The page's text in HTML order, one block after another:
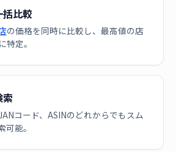
比較
の価格を同時に比較し、最高値の店
特定。
索
コード、ASINのどれからでもスム
可能。